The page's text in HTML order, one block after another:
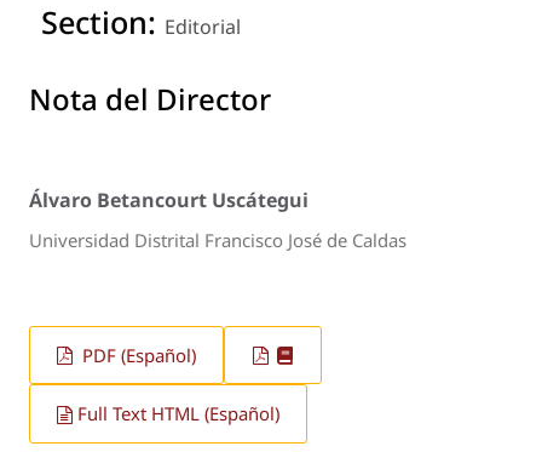
Section: Editorial
Nota del Director
Álvaro Betancourt Uscátegui
Universidad Distrital Francisco José de Caldas
PDF (Español)
Full Text HTML (Español)